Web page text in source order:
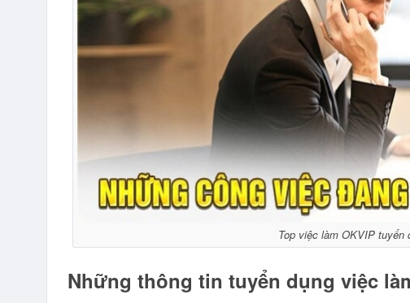
Top việc làm OKVIP tuyển
Những thông tin tuyển dụng việc